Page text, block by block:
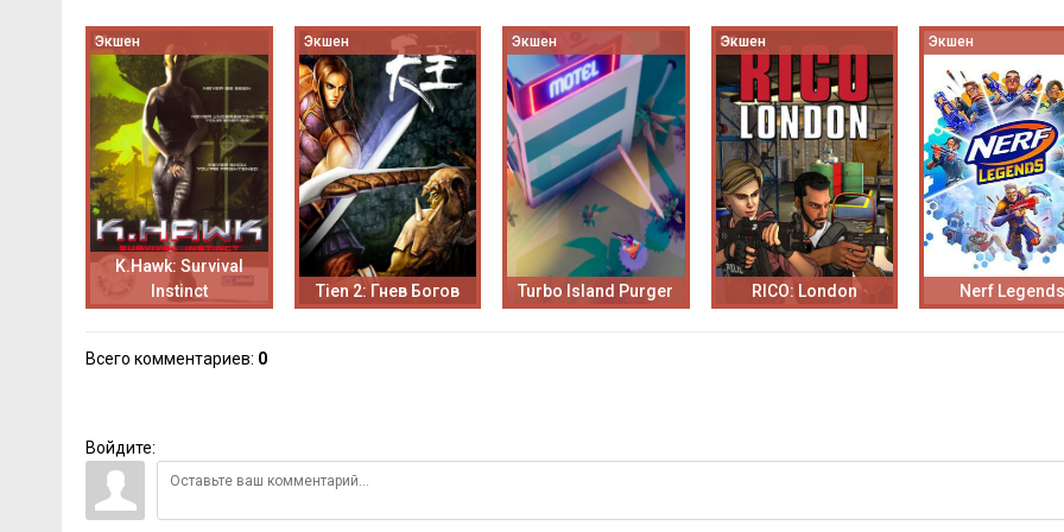
Экшен
K.Hawk: Survival
Instinct
Экшен
Tien 2: Гнев Богов
Экшен
Turbo Island Purger
Экшен
RICO: London
Экшен
Nerf
Всего комментариев: 0
Войдите: